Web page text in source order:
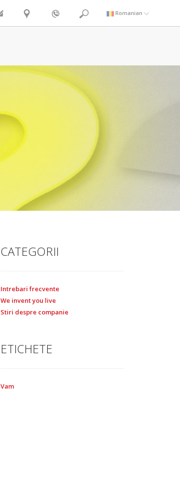
Romanian
CATEGORII
Intrebari frecvente
We invent you live
Stiri despre companie
ETICHETE
Vam